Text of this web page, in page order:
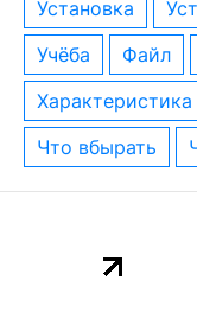
установка
учёба
файл
характеристика
что вбырать